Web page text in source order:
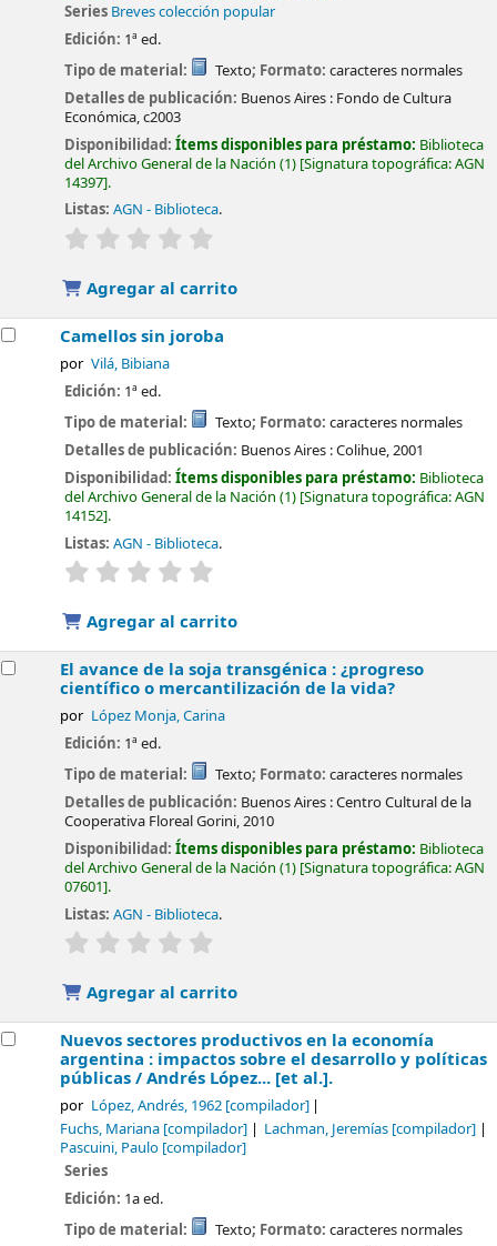
Series Breves colección popular
Edición: 1ª ed.
Tipo de material:
Texto; Formato: caracteres normales
Detalles de publicación: Buenos Aires : Fondo de Cultura
Económica,c2003
Disponibilidad:Ítems disponibles para préstamo: Biblioteca
del Archivo General de la Nación (1) Signatura topográfica:AGN
14397 .
Listas: AGN - Biblioteca.
valoración
Agregar al carrito
Camellos sin joroba
por Vilá, Bibiana
Edición: 1ª ed.
Tipo de material:
Texto; Formato: caracteres normales
Detalles de publicación: Buenos Aires :Colihue,2001
Disponibilidad:Ítems disponibles para préstamo: Biblioteca
del Archivo General de la Nación (1) Signatura topográfica:AGN
14152 .
Listas: AGN - Biblioteca.
valoración
Agregar al carrito
El avance de la soja transgénica : ¿progreso
científico o mercantilización de la vida?
por López Monja, Carina
Edición: 1ª ed.
Tipo de material:
Texto; Formato: caracteres normales
Detalles de publicación: Buenos Aires :Centro Cultural de la
Cooperativa Floreal Gorini,2010
Disponibilidad:Ítems disponibles para préstamo: Biblioteca
del Archivo General de la Nación (1) Signatura topográfica:AGN
07601 .
Listas: AGN - Biblioteca.
valoración
Agregar al carrito
Nuevos sectores productivos en la economía
argentina : impactos sobre el desarrollo y políticas
públicas /Andrés López... [et al.].
por López, Andrés, 1962[compilador]
Fuchs, Mariana [compilador] Lachman, Jeremías [compilador]
Pascuini, Paulo [compilador]
Series
Edición: 1a ed.
Tipo de material:
Texto; Formato: caracteres normales